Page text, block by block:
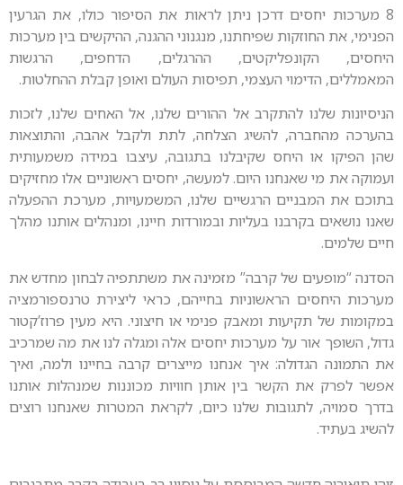
דרכן ניתן לראות את הסיפור כולו, את הגרעין
שפיחתנו, מנגנוני ההגנה, ההיקשים בין מערכות
ההרגלים, הדחפים, הרגשות
העצמי, תפיסות העולם ואופן קבלת ההחלטות.
להתקרב אל ההורים שלנו, אל האחים שלנו, לזכות
להשיג הצלחה, לתת ולקבל אהבה, והתוצאות
שקיבלנו בתגובה, עיצבו במידה משמעותית
היום. למעשה, יחסים ראשוניים אלו מחזיקים
הרגשיים שלנו, המשמעויות, מערכת ההפעלה
בעליות ובמורדות חיינו, ומנהלים אותנו מהלך
של קרבה” מזמינה את משתתפיה לבחון מחדש את
הראשוניות בחייהם, כראי ליצירת טרנספורמציה
ומאבק פנימי או חיצוני. היא מעין פרוז’קטור
על מערכות יחסים אלה ומגלה לנו את מה שמרכיב
איך אנחנו מייצרים קרבה בחיינו ולמה, ואיך
בין אותן חוויות מכוננות שמנהלות אותנו
שלנו כיום, לקראת המטרות שאנחנו רוצים